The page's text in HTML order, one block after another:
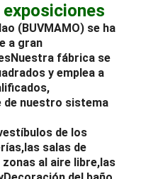
(BUVMAMO) se ha
a gran
Nuestra fábrica se
y emplea a
de nuestro sistema
de los
las salas de
al aire libre, las